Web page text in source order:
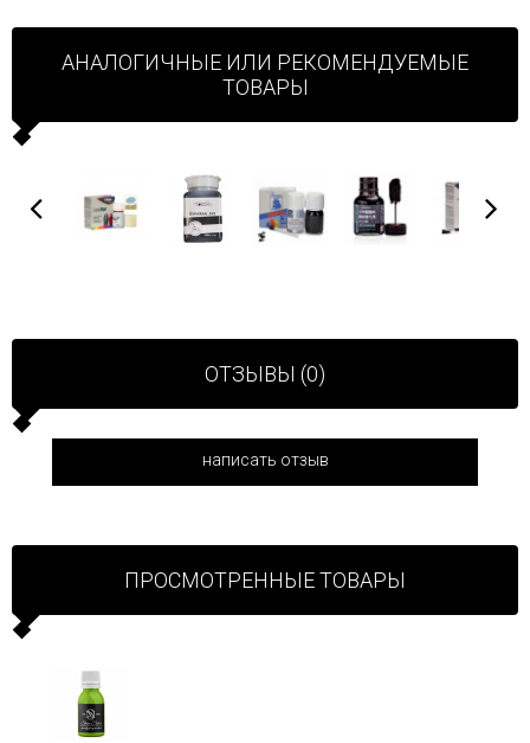
АНАЛОГИЧНЫЕ ИЛИ РЕКОМЕНДУЕМЫЕ
ТОВАРЫ
ОТЗЫВЫ (0)
написать отзыв
ПРОСМОТРЕННЫЕ ТОВАРЫ